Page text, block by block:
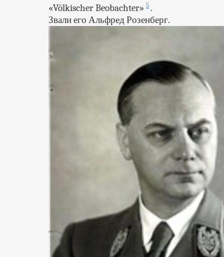
«Völkischer Beobachter»5 .
Звали его Альфред Розенберг.